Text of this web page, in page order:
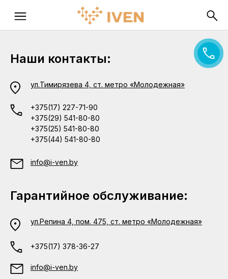
Наши контакты:
ул.Тимирязева 4, ст. метро «Молодежная»
+375(17) 227-71-90
+375(29) 541-80-80
+375(25) 541-80-80
+375(44) 541-80-80
info@i-ven.by
Гарантийное обслуживание:
ул.Репина 4, пом. 475, ст. метро «Молодежная»
+375(17) 378-36-27
info@i-ven.by